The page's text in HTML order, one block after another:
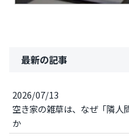
最新の記事
2026/07/13
空き家の雑草は、なぜ「隣人
か